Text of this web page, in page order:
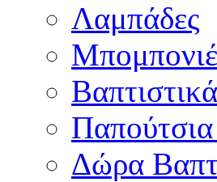
Λαμπάδες
Δώρα